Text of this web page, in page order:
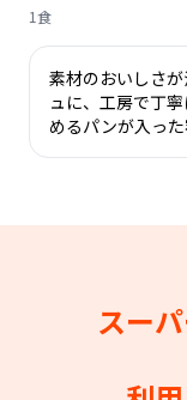
1食
素材のおいしさ
ュに、工房で丁
めるパンが入った
スー